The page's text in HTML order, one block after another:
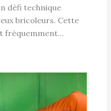
défi technique
bricoleurs. Cette
fréquemment…